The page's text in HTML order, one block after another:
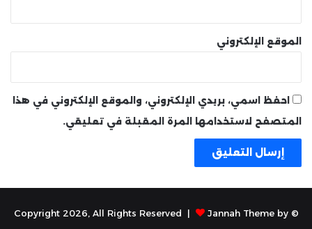
الموقع الإلكتروني
احفظ اسمي، بريدي الإلكتروني، والموقع الإلكتروني في هذا
المتصفح لاستخدامها المرة المقبلة في تعليقي.
© Copyright 2026, All Rights Reserved |
Jannah Theme by